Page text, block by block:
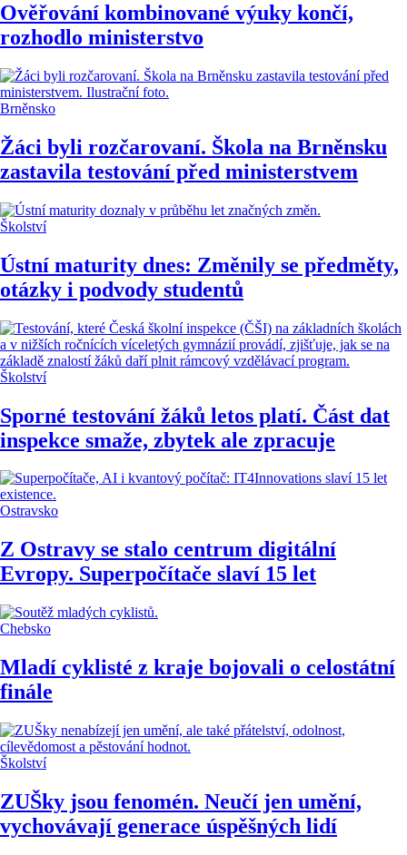
Ověřování kombinované výuky končí,
rozhodlo ministerstvo
Brněnsko
Žáci byli rozčarovaní. Škola na Brněnsku
zastavila testování před ministerstvem
Školství
Ústní maturity dnes: Změnily se předměty,
otázky i podvody studentů
Školství
Sporné testování žáků letos platí. Část dat
inspekce smaže, zbytek ale zpracuje
Ostravsko
Z Ostravy se stalo centrum digitální
Evropy. Superpočítače slaví 15 let
Chebsko
Mladí cyklisté z kraje bojovali o celostátní
finále
Školství
ZUŠky jsou fenomén. Neučí jen umění,
vychovávají generace úspěšných lidí